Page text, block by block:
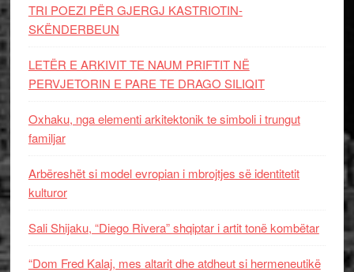
TRI POEZI PËR GJERGJ KASTRIOTIN-
SKËNDERBEUN
LETËR E ARKIVIT TE NAUM PRIFTIT NË
PERVJETORIN E PARE TE DRAGO SILIQIT
Oxhaku, nga elementi arkitektonik te simboli i trungut
familjar
Arbëreshët si model evropian i mbrojtjes së identitetit
kulturor
Sali Shijaku, “Diego Rivera” shqiptar i artit tonë kombëtar
“Dom Fred Kalaj, mes altarit dhe atdheut si hermeneutikë